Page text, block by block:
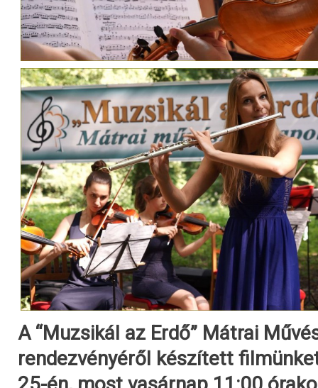
A “Muzsikál az Erdő” Mátrai
rendezvényéről készített